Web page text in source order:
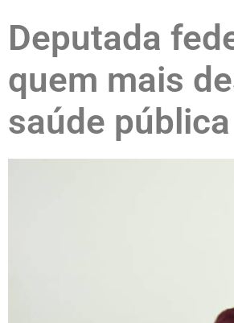
Deputada
quem mais
saúde